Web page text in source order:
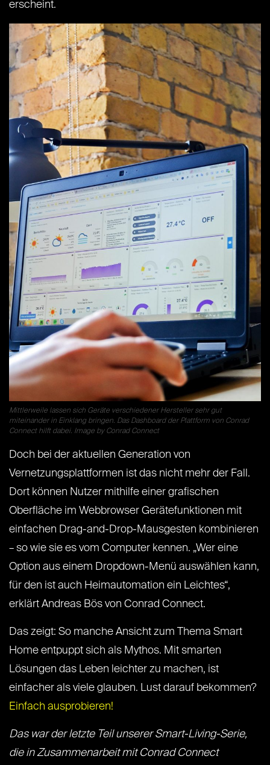
erscheint.
Mittlerweile lassen sich Geräte verschiedener Hersteller sehr gut
miteinander in Einklang bringen. Das Dashboard der Plattform von Conrad
Connect hilft dabei. Image by Conrad Connect
Doch bei der aktuellen Generation von
Vernetzungsplattformen ist das nicht mehr der Fall.
Dort können Nutzer mithilfe einer grafischen
Oberfläche im Webbrowser Gerätefunktionen mit
einfachen Drag-and-Drop-Mausgesten kombinieren
– so wie sie es vom Computer kennen. „Wer eine
Option aus einem Dropdown-Menü auswählen kann,
für den ist auch Heimautomation ein Leichtes“,
erklärt Andreas Bös von Conrad Connect.
Das zeigt: So manche Ansicht zum Thema Smart
Home entpuppt sich als Mythos. Mit smarten
Lösungen das Leben leichter zu machen, ist
einfacher als viele glauben. Lust darauf bekommen?
Einfach ausprobieren!
Das war der letzte Teil unserer Smart-Living-Serie,
die in Zusammenarbeit mit Conrad Connect